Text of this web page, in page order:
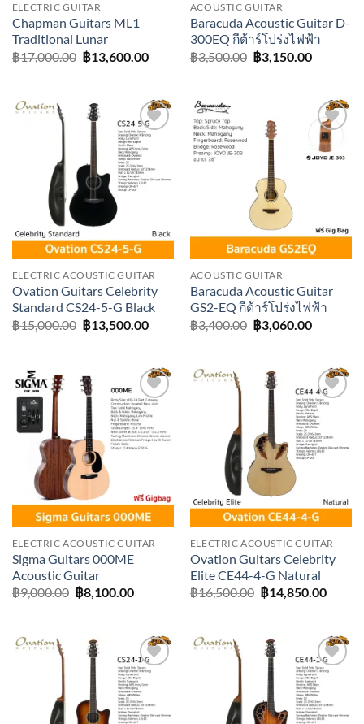
ELECTRIC GUITAR
Chapman Guitars ML1
Traditional Lunar
฿17,000.00 Original
price
฿13,600.00Current
ACOUSTIC GUITAR
Baracuda Acoustic Guitar D-
300EQ กีต้าร์โปร่งไฟฟ้า
฿3,500.00 Original
price
฿3,150.00Current
Add to
wishlist
ELECTRIC ACOUSTIC GUITAR
Ovation Guitars Celebrity
Standard CS24-5-G Black
฿15,000.00 Original
price
฿13,500.00Current
Add to
wishlist
ACOUSTIC GUITAR
Baracuda Acoustic Guitar
GS2-EQ กีต้าร์โปร่งไฟฟ้า
฿3,400.00 Original
price
฿3,060.00Current
Add to
wishlist
ELECTRIC ACOUSTIC GUITAR
Sigma Guitars 000ME
Acoustic Guitar
฿9,000.00 Original
price
฿8,100.00Current
Add to
wishlist
ELECTRIC ACOUSTIC GUITAR
Ovation Guitars Celebrity
Elite CE44-4-G Natural
฿16,500.00 Original
price
฿14,850.00
Add to
wishlist
Add to
wishlist